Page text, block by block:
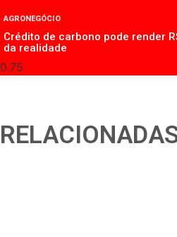
AGRONEGÓCIO
Crédito de carbono pode render
da realidade